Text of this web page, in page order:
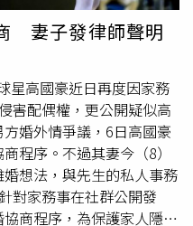
不是娛樂圈人士，一家人
者，不要挑撥一家人感
妻子發律師聲明
星高國豪近日再度因家務
害配偶權，更公開疑似高
婚外情爭議，6日高國豪
程序。不過其妻今（8）
想法，與先生的私人事務
對家務事在社群公開發
商程序，為保護家人隱私